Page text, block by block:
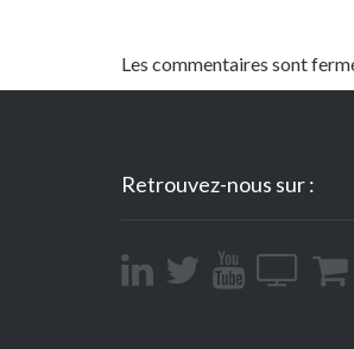
Les commentaires sont
Retrouvez-nous sur :